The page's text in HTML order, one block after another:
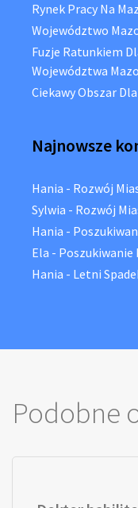
Rynek Pracy Na
Województwo
Fuzje Ratunkiem
Województwa
Ciekawy Obszar
Najnowsze
Hania - Rozwój
Sylwia - Rozwój
Hania -
Ela - Poszukiwanie
Hania - Letni
Podobne